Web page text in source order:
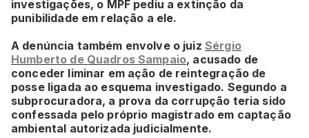
investigações, o MPF pediu a extinção da
punibilidade em relação a ele.
A denúncia também envolve o juiz Sérgio
Humberto de Quadros Sampaio, acusado de
conceder liminar em ação de reintegração de
posse ligada ao esquema investigado. Segundo a
subprocuradora, a prova da corrupção teria sido
confessada pelo próprio magistrado em captação
ambiental autorizada judicialmente.